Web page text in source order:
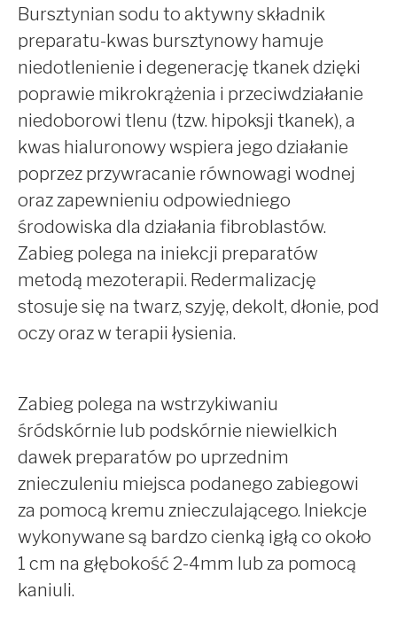
Bursztynian sodu to aktywny składnik
preparatu-kwas bursztynowy hamuje
niedotlenienie i degenerację tkanek dzięki
poprawie mikrokrążenia i przeciwdziałanie
niedoborowi tlenu (tzw. hipoksji tkanek), a
kwas hialuronowy wspiera jego działanie
poprzez przywracanie równowagi wodnej
oraz zapewnieniu odpowiedniego
środowiska dla działania fibroblastów.
Zabieg polega na iniekcji preparatów
metodą mezoterapii. Redermalizację
stosuje się na twarz, szyję, dekolt, dłonie, pod
oczy oraz w terapii łysienia.
Zabieg polega na wstrzykiwaniu
śródskórnie lub podskórnie niewielkich
dawek preparatów po uprzednim
znieczuleniu miejsca podanego zabiegowi
za pomocą kremu znieczulającego. Iniekcje
wykonywane są bardzo cienką igłą co około
1 cm na głębokość 2-4mm lub za pomocą
kaniuli.